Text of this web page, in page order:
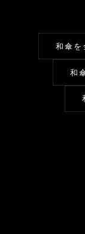
和傘を
和